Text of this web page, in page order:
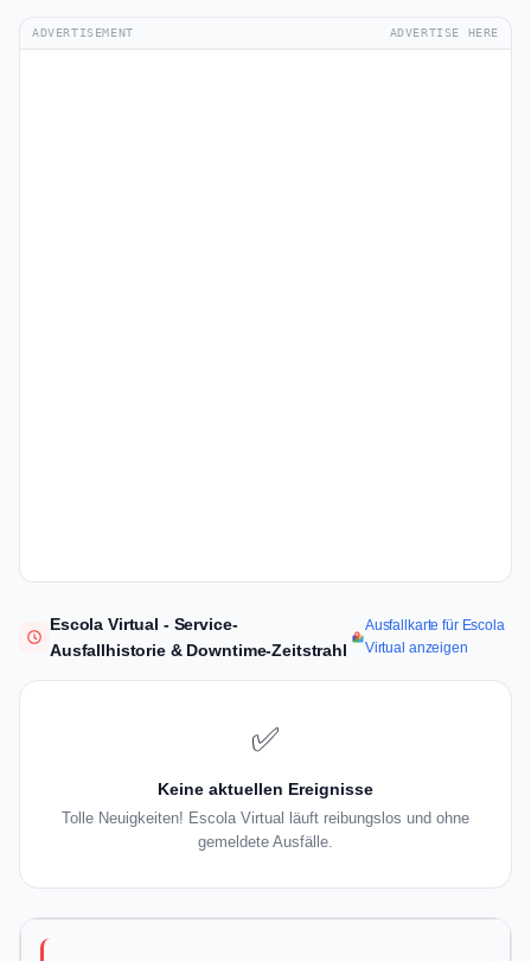
ADVERTISEMENT ADVERTISE HERE
Escola Virtual - Service-
Ausfallhistorie & Downtime-Zeitstrahl
Ausfallkarte für Escola
Virtual anzeigen
✅
Keine aktuellen Ereignisse
Tolle Neuigkeiten! Escola Virtual läuft reibungslos und ohne
gemeldete Ausfälle.